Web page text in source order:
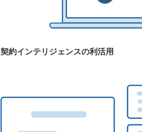
契約インテリジェンスの利活用